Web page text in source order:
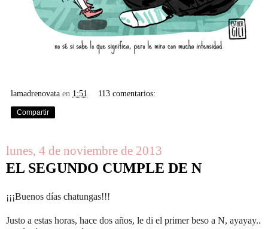
lamadrenovata en 1:51 113 comentarios:
Compartir
lunes, 4 de noviembre de 2013
EL SEGUNDO CUMPLE DE N
¡¡¡Buenos días chatungas!!!
Justo a estas horas, hace dos años, le di el primer beso a N, ayayay..